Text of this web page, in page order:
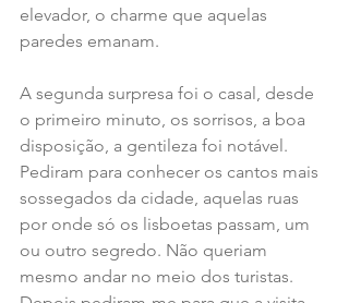
elevador, o charme que aquelas
paredes emanam.
A segunda surpresa foi o casal, desde
o primeiro minuto, os sorrisos, a boa
disposição, a gentileza foi notável.
Pediram para conhecer os cantos mais
sossegados da cidade, aquelas ruas
por onde só os lisboetas passam, um
ou outro segredo. Não queriam
mesmo andar no meio dos turistas.